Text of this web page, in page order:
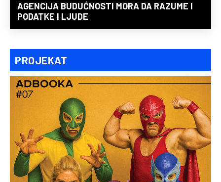
AGENCIJA BUDUĆNOSTI MORA DA RAZUME I
PODATKE I LJUDE
PROJEKAT